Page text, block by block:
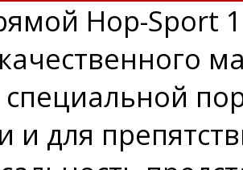
Hop-Sport
и для